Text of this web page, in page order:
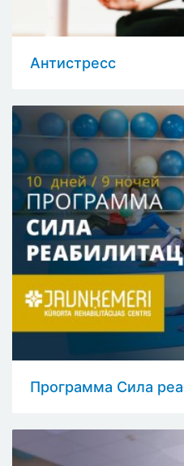
Антистресс
Программа Сила